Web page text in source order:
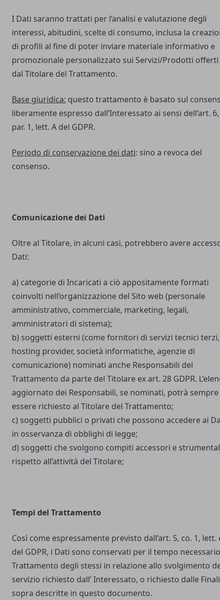
I Dati saranno trattati per l’analisi e valutazione degli
interessi, abitudini, scelte di consumo, inclusa la
di profili al fine di poter inviare materiale informativo e
promozionale personalizzato sui Servizi/Prodotti offerti
dal Titolare del Trattamento.
Base giuridica: questo trattamento è basato sul
liberamente espresso dall’Interessato ai sensi dell’art. 6,
par. 1, lett. A del GDPR.
Periodo di conservazione dei dati: sino a revoca del
consenso.
Comunicazione dei Dati
Oltre al Titolare, in alcuni casi, potrebbero avere
Dati:
a) categorie di Incaricati a ciò appositamente formati
coinvolti nell’organizzazione del Sito web (personale
amministrativo, commerciale, marketing, legali,
amministratori di sistema);
b) soggetti esterni (come fornitori di servizi tecnici terzi,
hosting provider, società informatiche, agenzie di
comunicazione) nominati anche Responsabili del
Trattamento da parte del Titolare ex art. 28 GDPR.
aggiornato dei Responsabili, se nominati, potrà sempre
essere richiesto al Titolare del Trattamento;
c) soggetti pubblici o privati che possono accedere ai
in osservanza di obblighi di legge;
d) soggetti che svolgono compiti accessori e
rispetto all’attività del Titolare;
Tempi del Trattamento
Così come espressamente previsto dall’art. 5, co. 1, lett.
del GDPR, i Dati sono conservati per il tempo
Trattamento degli stessi in relazione allo svolgimento
servizio richiesto dall’ Interessato, o richiesto dalle
sopra descritte in questo documento.